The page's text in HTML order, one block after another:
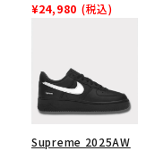
TEX Zip Pocket
ラック
¥24,980 (税込)
Supreme 2025AW